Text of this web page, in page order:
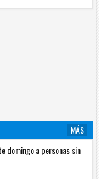
MÁS
domingo a personas sin